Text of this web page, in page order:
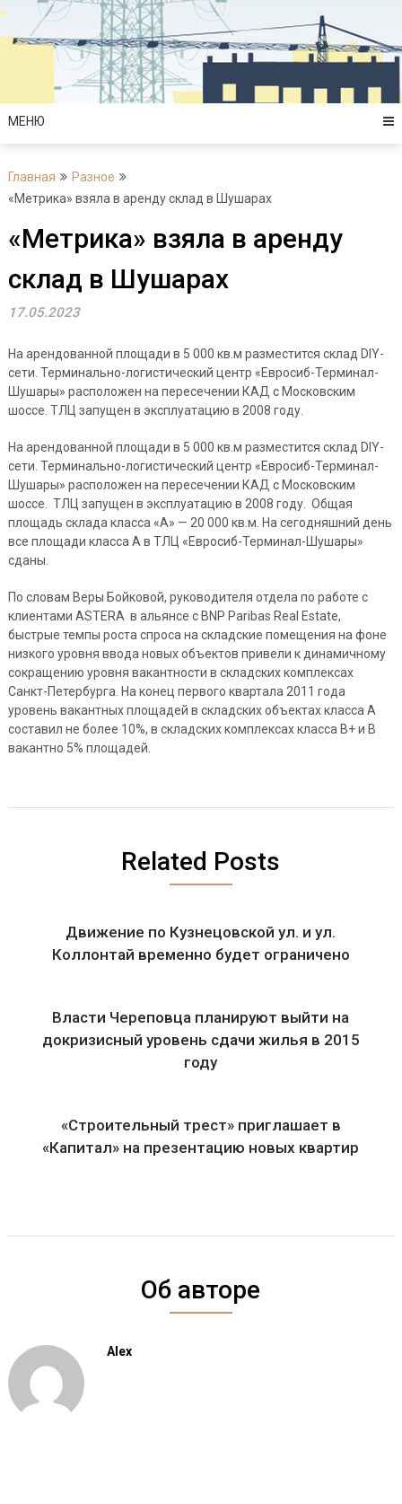
Перейти
содержимому
МЕНЮ
Главная
Разное
«Метрика» взяла в аренду склад в Шушарах
«Метрика» взяла в аренду
склад в Шушарах
17.05.2023
На арендованной площади в 5 000 кв.м разместится склад DIY-
сети. Терминально-логистический центр «Евросиб-Терминал-
Шушары» расположен на пересечении КАД с Московским
шоссе. ТЛЦ запущен в эксплуатацию в 2008 году.
На арендованной площади в 5 000 кв.м разместится склад DIY-
сети. Терминально-логистический центр «Евросиб-Терминал-
Шушары» расположен на пересечении КАД с Московским
шоссе. ТЛЦ запущен в эксплуатацию в 2008 году. Общая
площадь склада класса «А» — 20 000 кв.м. На сегодняшний день
все площади класса А в ТЛЦ «Евросиб-Терминал-Шушары»
сданы.
По словам Веры Бойковой, руководителя отдела по работе с
клиентами ASTERA в альянсе с BNP Paribas Real Estate,
быстрые темпы роста спроса на складские помещения на фоне
низкого уровня ввода новых объектов привели к динамичному
сокращению уровня вакантности в складских комплексах
Санкт-Петербурга. На конец первого квартала 2011 года
уровень вакантных площадей в складских объектах класса А
составил не более 10%, в складских комплексах класса В+ и В
вакантно 5% площадей.
Related Posts
Движение по Кузнецовской ул. и ул.
Коллонтай временно будет ограничено
Власти Череповца планируют выйти на
докризисный уровень сдачи жилья в 2015
году
«Строительный трест» приглашает в
«Капитал» на презентацию новых квартир
Об авторе
Alex